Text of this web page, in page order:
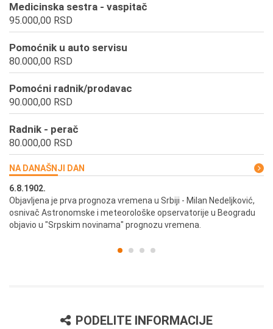
Medicinska sestra - vaspitač
95.000,00 RSD
Pomoćnik u auto servisu
80.000,00 RSD
Pomoćni radnik/prodavac
90.000,00 RSD
Radnik - perač
80.000,00 RSD
NA DANAŠNJI DAN
6.8.1902.
Objavljena je prva prognoza vremena u Srbiji - Milan Nedeljković,
osnivač Astronomske i meteorološke opservatorije u Beogradu
objavio u "Srpskim novinama" prognozu vremena.
PODELITE INFORMACIJE